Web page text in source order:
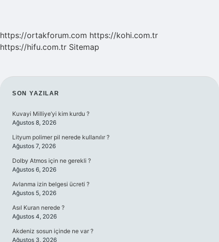
https://ortakforum.com https://kohi.com.tr
https://hifu.com.tr Sitemap
SIDEBAR
SON YAZILAR
Kuvayi Milliye’yi kim kurdu ?
Ağustos 8, 2026
Lityum polimer pil nerede kullanılır ?
Ağustos 7, 2026
Dolby Atmos için ne gerekli ?
Ağustos 6, 2026
Avlanma izin belgesi ücreti ?
Ağustos 5, 2026
Asıl Kuran nerede ?
Ağustos 4, 2026
Akdeniz sosun içinde ne var ?
Ağustos 3, 2026